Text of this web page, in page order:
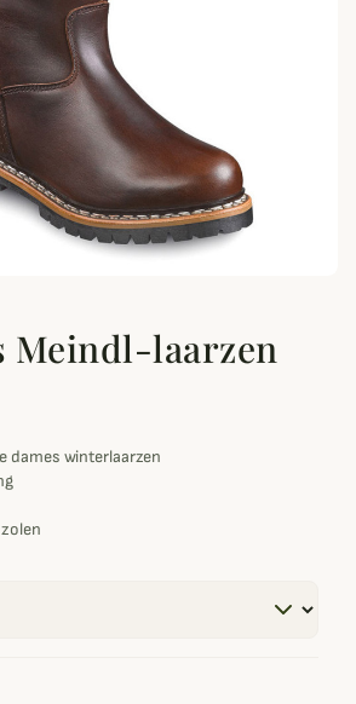
Meindl-laarzen
dames winterlaarzen